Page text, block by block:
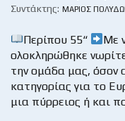
Συντάκτης: ΜΆΡΙΟΣ
Περίπου 55“
Με
ολοκληρώθηκε
την ομάδα μας, όσον
κατηγορίας για το
μια πύρρειος ή και